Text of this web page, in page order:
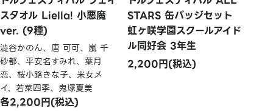
スタオル Liella! 小悪魔
ver. (9種)
澁谷かのん、唐 可可、嵐 千
砂都、平安名すみれ、葉月
恋、桜小路きな子、米女メ
イ、若菜四季、鬼塚夏美
各2,200円(税込)
STARS 缶バッジセット
虹ヶ咲学園スクールアイド
ル同好会 3年生
2,200円(税込)